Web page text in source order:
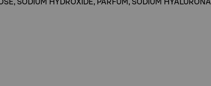
SODIUM HYDROXIDE, PARFUM, SODIUM